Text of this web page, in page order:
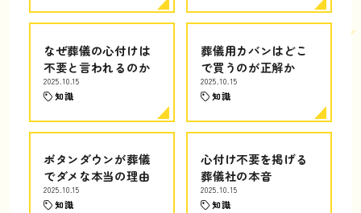
なぜ葬儀の心付けは
不要と言われるのか
2025.10.15
知識
葬儀用カバンはどこ
で買うのが正解か
2025.10.15
知識
ボタンダウンが葬儀
でダメな本当の理由
2025.10.15
知識
心付け不要を掲げる
葬儀社の本音
2025.10.15
知識